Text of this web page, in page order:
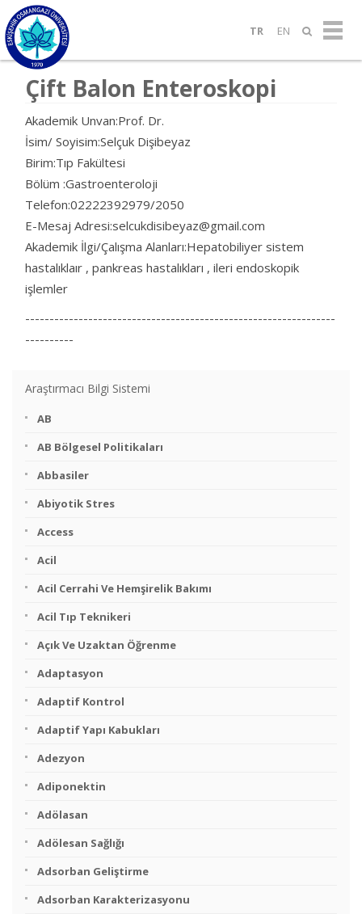
TR EN
Çift Balon Enteroskopi
Akademik Unvan:Prof. Dr.
İsim/ Soyisim:Selçuk Dişibeyaz
Birim:Tıp Fakültesi
Bölüm :Gastroenteroloji
Telefon:02222392979/2050
E-Mesaj Adresi:selcukdisibeyaz@gmail.com
Akademik İlgi/Çalışma Alanları:Hepatobiliyer sistem
hastalıklaır , pankreas hastalıkları , ileri endoskopik
işlemler
----------------------------------------------------------------
----------
Araştırmacı Bilgi Sistemi
AB
AB Bölgesel Politikaları
Abbasiler
Abiyotik Stres
Access
Acil
Acil Cerrahi Ve Hemşirelik Bakımı
Acil Tıp Teknikeri
Açık Ve Uzaktan Öğrenme
Adaptasyon
Adaptif Kontrol
Adaptif Yapı Kabukları
Adezyon
Adiponektin
Adölasan
Adölesan Sağlığı
Adsorban Geliştirme
Adsorban Karakterizasyonu